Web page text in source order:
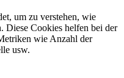
um zu verstehen, wie
Diese Cookies helfen bei der
wie Anzahl der
usw.